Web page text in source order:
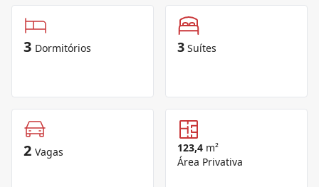
3 Dormitórios 3 Suítes
2 Vagas 123,4 m²
Área Privativa